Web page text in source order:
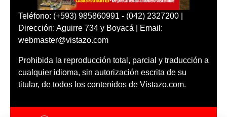
Teléfono: (+593) 985860991 - (042) 2327200 |
Dirección: Aguirre 734 y Boyacá | Email:
webmaster@vistazo.com
Prohibida la reproducción total, parcial y traducción a
cualquier idioma, sin autorización escrita de su
titular, de todos los contenidos de Vistazo.com.